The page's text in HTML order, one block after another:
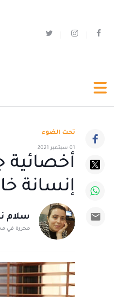
تحت الضوء
01 سبتمبر 2021
أخصائية
إنسانة
سلام
محررة في